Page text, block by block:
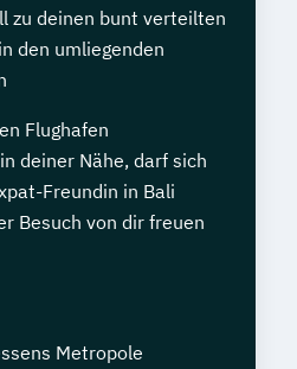
zu deinen bunt verteilten
den umliegenden
Flughafen
deiner Nähe, darf sich
Freundin in Bali
Besuch von dir freuen
Metropole